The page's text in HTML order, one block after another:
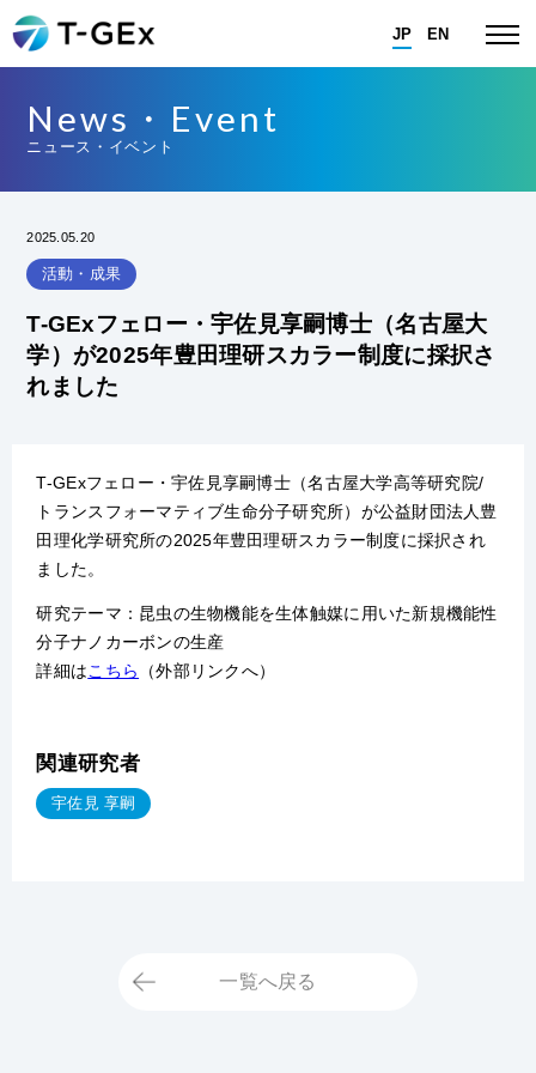
JP EN
News・Event
ニュース・イベント
2025.05.20
活動・成果
T-GExフェロー・宇佐見享嗣博士（名古屋大
学）が2025年豊田理研スカラー制度に採択さ
れました
T-GExフェロー・宇佐見享嗣博士（名古屋大学高等研究院/
トランスフォーマティブ生命分子研究所）が公益財団法人豊
田理化学研究所の2025年豊田理研スカラー制度に採択され
ました。
研究テーマ：昆虫の生物機能を生体触媒に用いた新規機能性
分子ナノカーボンの生産
詳細はこちら （外部リンクへ）
関連研究者
宇佐見 享嗣
一覧へ戻る